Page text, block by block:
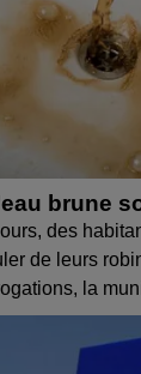
brune
des
de leurs
la